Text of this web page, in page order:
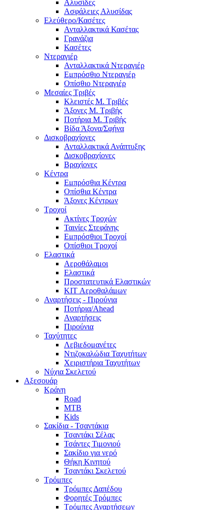
Αλυσίδες
Ασφάλειες Αλυσίδας
Ελεύθερο/Κασέτες
Ανταλλακτικά Κασέτας
Γρανάζια
Κασέτες
Ντεραγιέρ
Ανταλλακτικά Ντεραγιέρ
Εμπρόσθιο Ντεραγιέρ
Οπίσθιο Ντεραγιέρ
Μεσαίες Τριβές
Κλειστές Μ. Τριβές
Άξονες Μ. Τριβής
Ποτήρια Μ. Τριβής
Βίδα Άξονα/Σφήνα
Δισκοβραχίονες
Ανταλλακτικά Ανάπτυξης
Δισκοβραχίονες
Βραχίονες
Κέντρα
Εμπρόσθια Κέντρα
Οπίσθια Κέντρα
Άξονες Κέντρων
Τροχοί
Ακτίνες Τροχών
Ταινίες Στεφάνης
Εμπρόσθιοι Τροχοί
Οπίσθιοι Τροχοί
Ελαστικά
Αεροθάλαμοι
Ελαστικά
Προστατευτικά Ελαστικών
KIT Αεροθαλάμων
Αναρτήσεις - Πιρούνια
Ποτήρια/Ahead
Αναρτήσεις
Πιρούνια
Ταχύτητες
Λεβιεδομανέτες
Ντιζοκαλώδια Ταχυτήτων
Χειριστήρια Ταχυτήτων
Νύχια Σκελετού
Αξεσουάρ
Κράνη
Road
MTB
Kids
Σακίδια - Τσαντάκια
Τσαντάκι Σέλας
Τσάντες Τιμονιού
Σακίδιο για νερό
Θήκη Κινητού
Τσαντάκι Σκελετού
Τρόμπες
Τρόμπες Δαπέδου
Φορητές Τρόμπες
Τρόμπες Αναρτήσεων